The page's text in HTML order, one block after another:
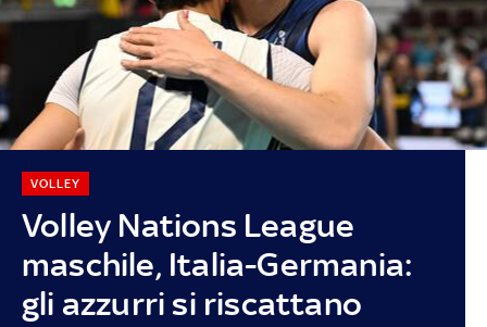
Volley Nations League
maschile, Italia-Germania:
gli azzurri si riscattano
VOLLEY